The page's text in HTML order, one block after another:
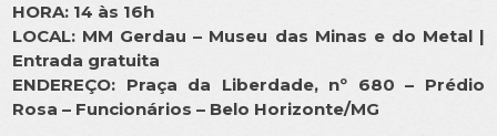
HORA: 14 às 16h
LOCAL: MM Gerdau – Museu das Minas e do Metal |
Entrada gratuita
ENDEREÇO: Praça da Liberdade, nº 680 – Prédio
Rosa – Funcionários – Belo Horizonte/MG